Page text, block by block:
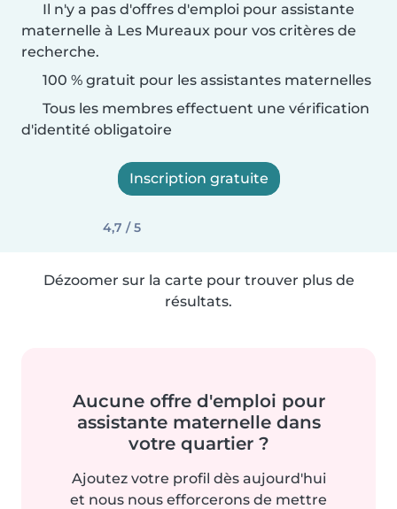
Il n'y a pas d'offres d'emploi pour assistante
maternelle à Les Mureaux pour vos critères de
recherche.
100 % gratuit pour les assistantes maternelles
Tous les membres effectuent une vérification
d'identité obligatoire
Inscription gratuite
4,7 / 5
Dézoomer sur la carte pour trouver plus de
résultats.
Aucune offre d'emploi pour
assistante maternelle dans
votre quartier ?
Ajoutez votre profil dès aujourd'hui
et nous nous efforcerons de mettre